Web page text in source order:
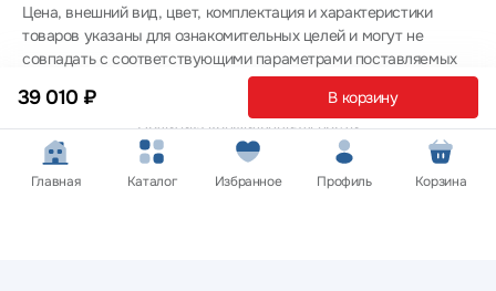
39 010 ₽ В корзину
Цена, внешний вид, цвет, комплектация и характеристики
товаров указаны для ознакомительных целей и могут не
совпадать с соответствующими параметрами поставляемых
товаров - уточняйте информацию у менеджера при
оформлении заказа.
Политика конфиденциальности
© 2012 — 2026 ООО «Эпл Тэк»
Главная Каталог Избранное Профиль Корзина